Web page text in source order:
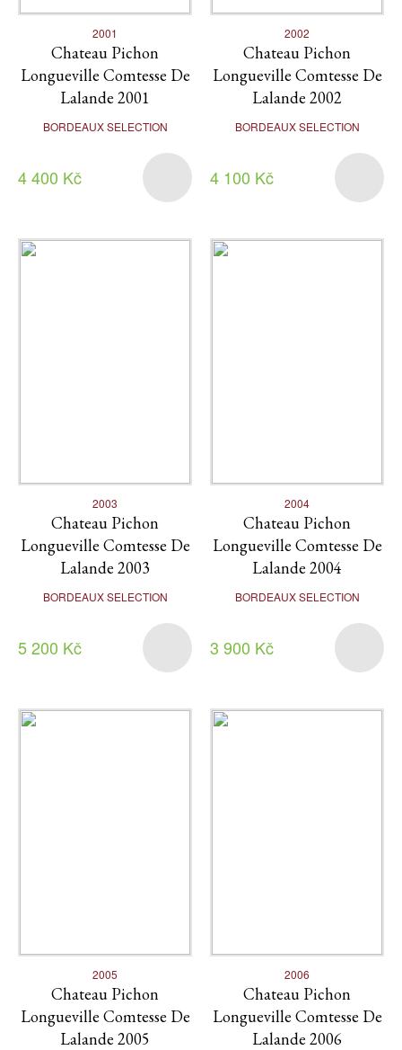
2001
Chateau Pichon
Longueville Comtesse De
Lalande 2001
BORDEAUX SELECTION
4 400 Kč
2002
Chateau Pichon
Longueville Comtesse De
Lalande 2002
BORDEAUX SELECTION
4 100 Kč
2003
Chateau Pichon
Longueville Comtesse De
Lalande 2003
BORDEAUX SELECTION
5 200 Kč
2004
Chateau Pichon
Longueville Comtesse De
Lalande 2004
BORDEAUX SELECTION
3 900 Kč
2005
Chateau Pichon
Longueville Comtesse De
Lalande 2005
2006
Chateau Pichon
Longueville Comtesse De
Lalande 2006